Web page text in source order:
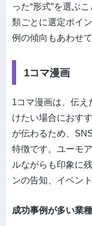
った“形式”を選ぶ
類ごとに選定ポイ
例の傾向もあわせ
1コマ漫画
1コマ漫画は、伝
けたい場合におす
が伝わるため、
特徴です。ユーモ
ルながらも印象に
ンの告知、イベン
成功事例が多い業種